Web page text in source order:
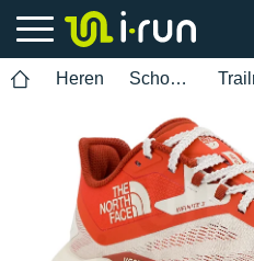
Heren Schoenen